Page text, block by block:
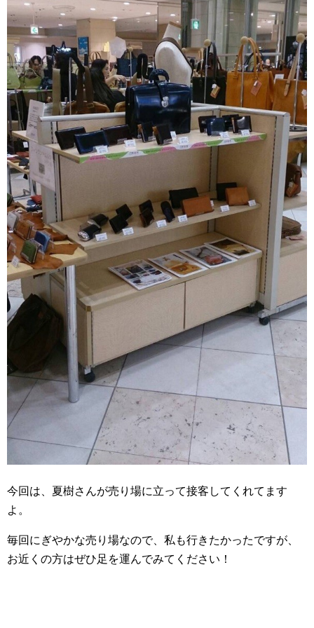
今回は、夏樹さんが売り場に立って接客してくれてます
よ。
毎回にぎやかな売り場なので、私も行きたかったですが、
お近くの方はぜひ足を運んでみてください！